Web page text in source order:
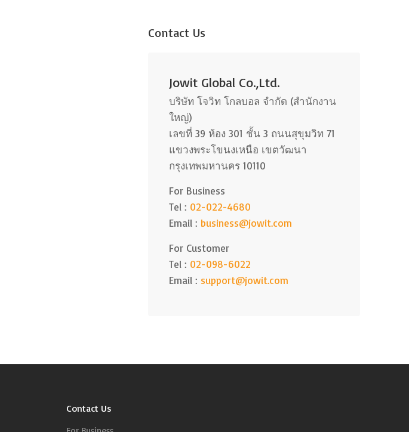
Contact Us
Jowit Global Co.,Ltd.
บริษัท โจวิท โกลบอล จำกัด (สำนักงาน
ใหญ่)
เลขที่ 39 ห้อง 301 ชั้น 3 ถนนสุขุมวิท 71
แขวงพระโขนงเหนือ เขตวัฒนา
กรุงเทพมหานคร 10110
For Business
Tel : 02-022-4680
Email : business@jowit.com
For Customer
Tel : 02-098-6022
Email : support@jowit.com
Contact Us